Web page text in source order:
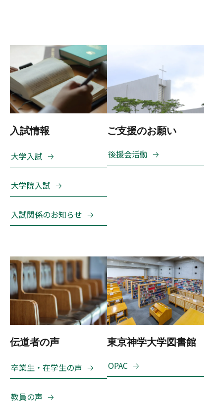
入試情報
大学入試
大学院入試
入試関係のお知らせ
ご支援のお願い
後援会活動
伝道者の声
卒業生・在学生の声
教員の声
東京神学大学図書館
OPAC